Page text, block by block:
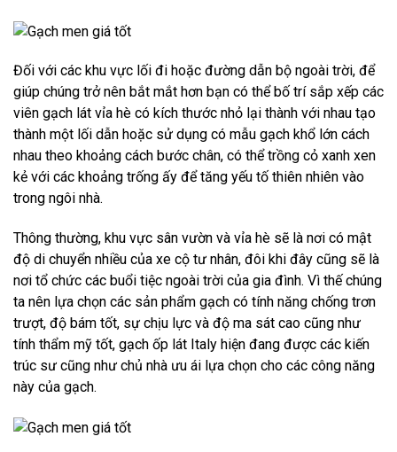
Đối với các khu vực lối đi hoặc đường dẫn bộ ngoài trời, để
giúp chúng trở nên bắt mắt hơn bạn có thể bố trí sắp xếp các
viên gạch lát vỉa hè có kích thước nhỏ lại thành với nhau tạo
thành một lối dẫn hoặc sử dụng có mẫu gạch khổ lớn cách
nhau theo khoảng cách bước chân, có thể trồng cỏ xanh xen
kẻ với các khoảng trống ấy để tăng yếu tố thiên nhiên vào
trong ngôi nhà.
Thông thường, khu vực sân vườn và vỉa hè sẽ là nơi có mật
độ di chuyển nhiều của xe cộ tư nhân, đôi khi đây cũng sẽ là
nơi tổ chức các buổi tiệc ngoài trời của gia đình. Vì thế chúng
ta nên lựa chọn các sản phẩm gạch có tính năng chống trơn
trượt, độ bám tốt, sự chịu lực và độ ma sát cao cũng như
tính thẩm mỹ tốt, gạch ốp lát Italy hiện đang được các kiến
trúc sư cũng như chủ nhà ưu ái lựa chọn cho các công năng
này của gạch.